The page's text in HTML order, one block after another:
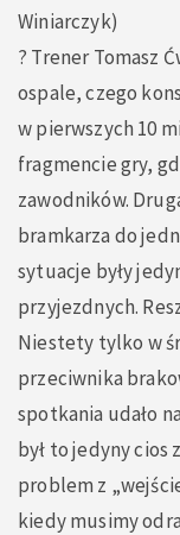
Winiarczyk)
? Trener Tomasz
ospale, czego
w pierwszych 10
fragmencie gry,
zawodników.
bramkarza do
sytuacje były
przyjezdnych.
Niestety tylko w
przeciwnika
spotkania udało
był to jedyny cios
problem z
kiedy musimy